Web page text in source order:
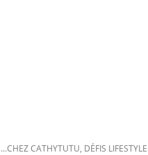
...CHEZ CATHYTUTU, DÉFIS